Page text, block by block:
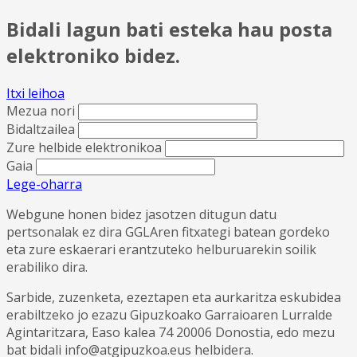
Bidali lagun bati esteka hau posta
elektroniko bidez.
Itxi leihoa
Mezua nori
Bidaltzailea
Zure helbide elektronikoa
Gaia
Lege-oharra
Webgune honen bidez jasotzen ditugun datu
pertsonalak ez dira GGLAren fitxategi batean gordeko
eta zure eskaerari erantzuteko helburuarekin soilik
erabiliko dira.
Sarbide, zuzenketa, ezeztapen eta aurkaritza eskubidea
erabiltzeko jo ezazu Gipuzkoako Garraioaren Lurralde
Agintaritzara, Easo kalea 74 20006 Donostia, edo mezu
bat bidali info@atgipuzkoa.eus helbidera.